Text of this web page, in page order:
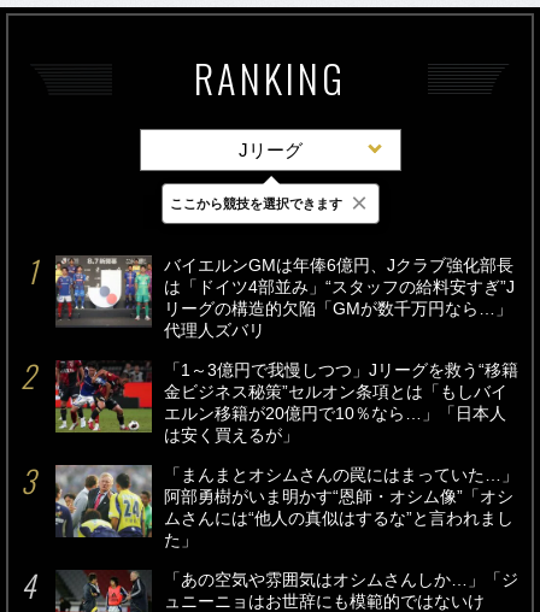
RANKING
Jリーグ
最新 24時間 週間
バイエルンGMは年俸6億円、Jクラブ強化部長
は「ドイツ4部並み」“スタッフの給料安すぎ”J
リーグの構造的欠陥「GMが数千万円なら…」
代理人ズバリ
「1～3億円で我慢しつつ」Jリーグを救う“移籍
金ビジネス秘策”セルオン条項とは「もしバイ
エルン移籍が20億円で10％なら…」「日本人
は安く買えるが」
「まんまとオシムさんの罠にはまっていた…」
阿部勇樹がいま明かす“恩師・オシム像”「オシ
ムさんには“他人の真似はするな”と言われまし
た」
「あの空気や雰囲気はオシムさんしか…」「ジ
ュニーニョはお世辞にも模範的ではないけ
ここから競技を選択できます ×